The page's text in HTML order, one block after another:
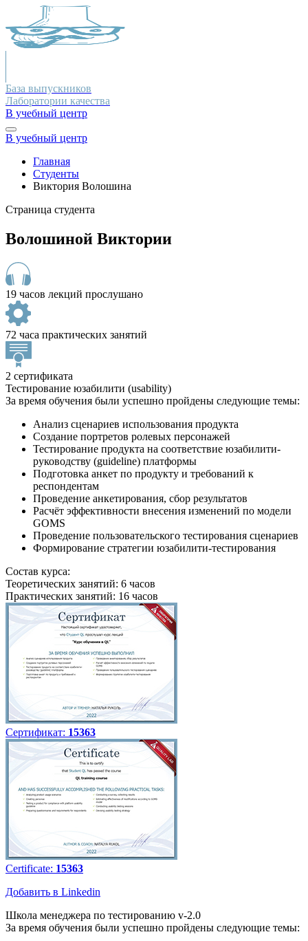
База выпускников
Лаборатории качества
В учебный центр
В учебный центр
Главная
Студенты
Виктория Волошина
Страница студента
Волошиной Виктории
19 часов лекций прослушано
72 часа практических занятий
2 сертификата
Тестирование юзабилити (usability)
За время обучения были успешно пройдены следующие темы:
Анализ сценариев использования продукта
Создание портретов ролевых персонажей
Тестирование продукта на соответствие юзабилити-
руководству (guideline) платформы
Подготовка анкет по продукту и требований к
респондентам
Проведение анкетирования, сбор результатов
Расчёт эффективности внесения изменений по модели
GOMS
Проведение пользовательского тестирования сценариев
Формирование стратегии юзабилити-тестирования
Состав курса:
Теоретических занятий: 6 часов
Практических занятий: 16 часов
Сертификат: 15363
Certificate: 15363
Добавить в Linkedin
Школа менеджера по тестированию v-2.0
За время обучения были успешно пройдены следующие темы: